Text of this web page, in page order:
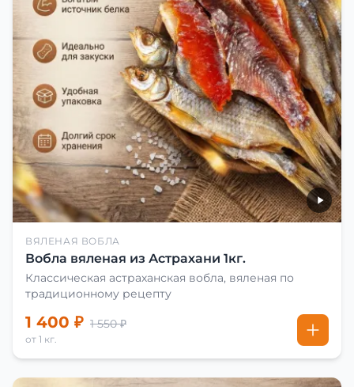
ВЯЛЕНАЯ ВОБЛА
Вобла вяленая из Астрахани 1кг.
Классическая астраханская вобла, вяленая по
традиционному рецепту
1 400 ₽ 1 550 ₽
от 1 кг.